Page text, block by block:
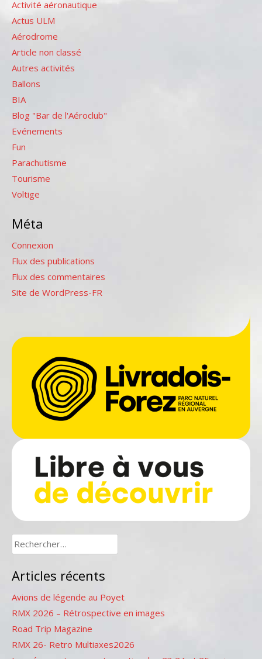
Activité aéronautique
Actus ULM
Aérodrome
Article non classé
Autres activités
Ballons
BIA
Blog "Bar de l'Aéroclub"
Evénements
Fun
Parachutisme
Tourisme
Voltige
Méta
Connexion
Flux des publications
Flux des commentaires
Site de WordPress-FR
Rechercher :
Articles récents
Avions de légende au Poyet
RMX 2026 – Rétrospective en images
Road Trip Magazine
RMX 26- Retro Multiaxes2026